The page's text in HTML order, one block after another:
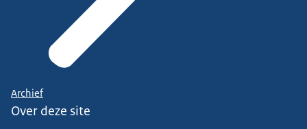
Archief
Over deze site